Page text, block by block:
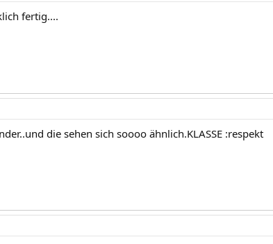
fertig....
die sehen sich soooo ähnlich.KLASSE :respekt